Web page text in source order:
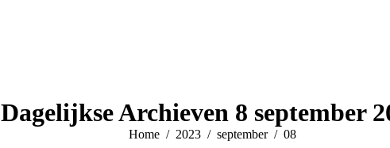
Dagelijkse Archieven 8 september
Je bent hier:
Home 2023 september 08